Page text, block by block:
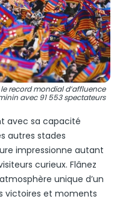
record mondial d’affluence
avec 91 553 spectateurs
avec sa capacité
autres stades
impressionne autant
curieux. Flânez
unique d’un
victoires et moments